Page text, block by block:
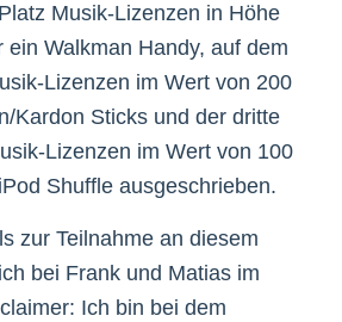
Musik-Lizenzen in Höhe
ein Walkman Handy, auf dem
Lizenzen im Wert von 200
Kardon Sticks und der dritte
Lizenzen im Wert von 100
Shuffle ausgeschrieben.
zur Teilnahme an diesem
bei Frank und Matias im
Ich bin bei dem